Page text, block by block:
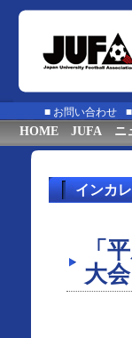
■ お問い合わせ ■
HOME JUFA ニ
インカレ
「
大